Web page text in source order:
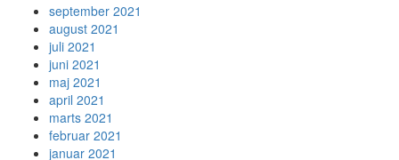
september 2021
august 2021
juli 2021
juni 2021
maj 2021
april 2021
marts 2021
februar 2021
januar 2021